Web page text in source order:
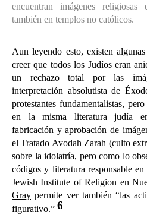
encuentran imágenes
también en templos no católicos.
Aun leyendo esto, existen
creer que todos los Judíos eran
un rechazo total por las
interpretación absolutista de
protestantes fundamentalistas,
en la misma literatura judía
fabricación y aprobación de
el Tratado Avodah Zarah (culto
sobre la idolatría, pero como lo
códigos y literatura responsable
Jewish Institute of Religion en
Gray permite ver también “las
figurativo.” 6